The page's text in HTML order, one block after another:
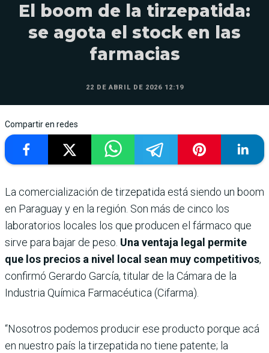
El boom de la tirzepatida:
se agota el stock en las
farmacias
22 DE ABRIL DE 2026 12:19
Compartir en redes
La comercialización de tirzepatida está siendo un boom
en Paraguay y en la región. Son más de cinco los
laboratorios locales los que producen el fármaco que
sirve para bajar de peso. Una ventaja legal permite
que los precios a nivel local sean muy competitivos,
confirmó Gerardo García, titular de la Cámara de la
Industria Química Farmacéutica (Cifarma).
“Nosotros podemos producir ese producto porque acá
en nuestro país la tirzepatida no tiene patente; la